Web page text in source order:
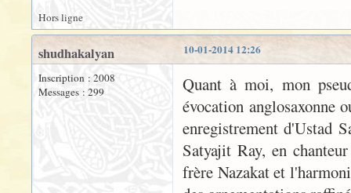
Hors ligne
10-01-2014 12:26
shudhakalyan
Inscription : 2008
Messages : 299
Quant à moi, mon
évocation anglosaxonne
enregistrement d'Ustad
Satyajit Ray, en
frère Nazakat et